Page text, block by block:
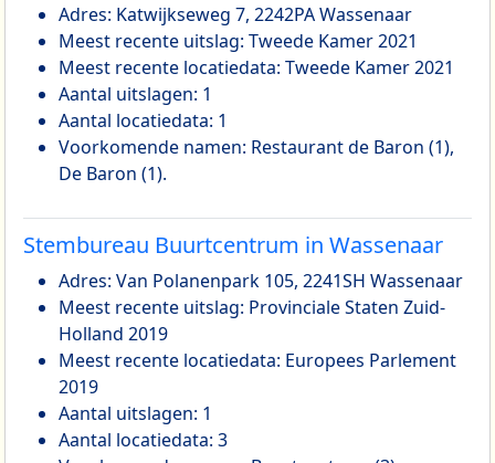
Adres: Katwijkseweg 7, 2242PA Wassenaar
Meest recente uitslag: Tweede Kamer 2021
Meest recente locatiedata: Tweede Kamer 2021
Aantal uitslagen: 1
Aantal locatiedata: 1
Voorkomende namen: Restaurant de Baron (1),
De Baron (1).
Stembureau Buurtcentrum in Wassenaar
Adres: Van Polanenpark 105, 2241SH Wassenaar
Meest recente uitslag: Provinciale Staten Zuid-
Holland 2019
Meest recente locatiedata: Europees Parlement
2019
Aantal uitslagen: 1
Aantal locatiedata: 3